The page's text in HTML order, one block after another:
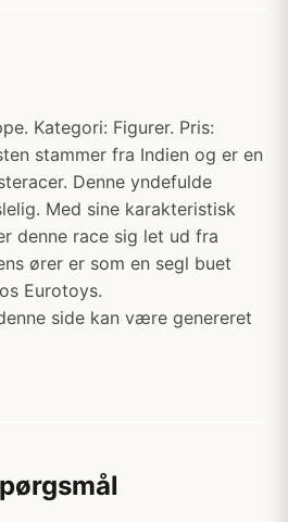
Kategori: Figurer. Pris:
stammer fra Indien og er en
Denne yndefulde
Med sine karakteristisk
denne race sig let ud fra
ører er som en segl buet
Eurotoys.
side kan være genereret